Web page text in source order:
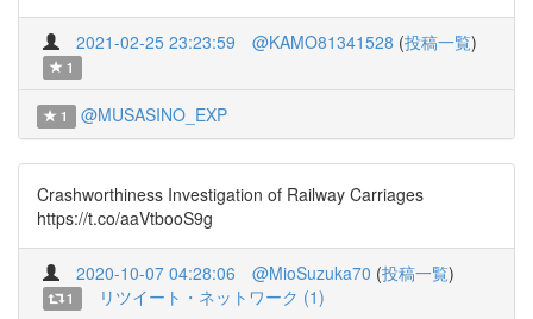
2021-02-25 23:23:59 @KAMO81341528 (投稿一覧)
1
1 @MUSASINO_EXP
Crashworthiness Investigation of Railway Carriages
https://t.co/aaVtbooS9g
2020-10-07 04:28:06 @MioSuzuka70 (投稿一覧)
1 リツイート・ネットワーク (1)